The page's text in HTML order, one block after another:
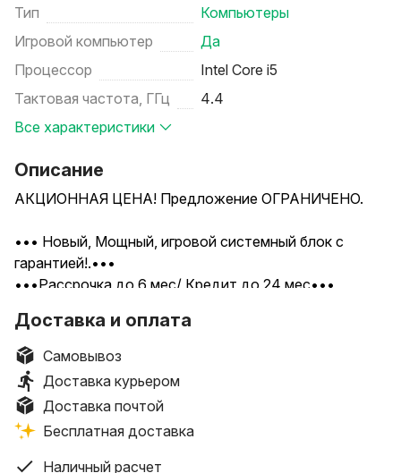
Тип
Компьютеры
Игровой компьютер
Да
Процессор
Intel Core i5
Тактовая частота, ГГц
4.4
Все характеристики
Описание
АКЦИОННАЯ ЦЕНА! Предложение ОГРАНИЧЕНО.
••• Новый, Мощный, игровой системный блок с
гарантией!.•••
•••Рассрочка до 6 мес/ Кредит до 24 мес•••
Можно полным комплектом с игровым монитором 24
дюйма 180герц, клавиатурой, мышкой, wi-fi, 3500руб.
• Системный блок новый в коробке с гарантией !!!
Можете конечно чуть сэкономить и купить б/у ,а
потом мучаться ( не тратьте свое время на это)!!))
• Доставка по Минску бесплатная, либо самовывоз
Доставка и оплата
Самовывоз
Доставка курьером
Доставка почтой
Бесплатная доставка
Наличный расчет